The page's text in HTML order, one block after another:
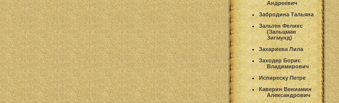
Андреевич
Забродина Тальяна
Зальтен Феликс
(Зальцман
Зигмунд)
Захариева Лила
Заходер Борис
Владимирович
Испиреску Петре
Каверин Вениамин
Александрович